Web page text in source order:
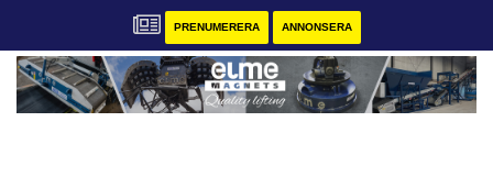
PRENUMERERA ANNONSERA